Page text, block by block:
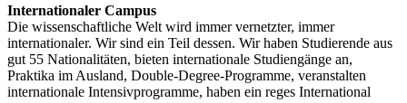
Internationaler Campus
Die wissenschaftliche Welt wird immer vernetzter, immer
internationaler. Wir sind ein Teil dessen. Wir haben Studierende aus
gut 55 Nationalitäten, bieten internationale Studiengänge an,
Praktika im Ausland, Double-Degree-Programme, veranstalten
internationale Intensivprogramme, haben ein reges International